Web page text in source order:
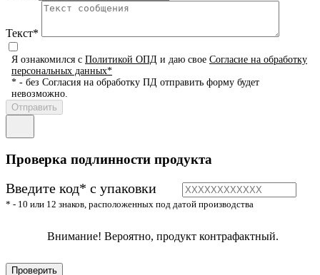
Текст*
Я ознакомился с Политикой ОПД и даю свое Согласие на обработку
персональных данных*
* - без Согласия на обработку ПД отправить форму будет
невозможно.
Проверка подлинности продукта
Введите код* с упаковки
* - 10 или 12 знаков, расположенных под датой производства
Внимание! Вероятно, продукт контрафактный.
Проверить